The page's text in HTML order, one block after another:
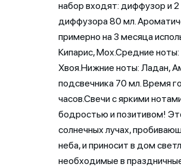
набор входят: диффузор и
диффузора 80 мл.
примерно на 3 месяца
Кипарис, Мох.Средние
Хвоя.Нижние ноты: Ладан,
подсвечника 70 мл. Время
часов.Свечи с яркими
бодростью и позитивом!
солнечных лучах,
неба, и приносит в дом
необходимые в